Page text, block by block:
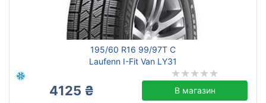
195/60 R16 99/97T C
Laufenn I-Fit Van LY31
4125 ₴ В магазин